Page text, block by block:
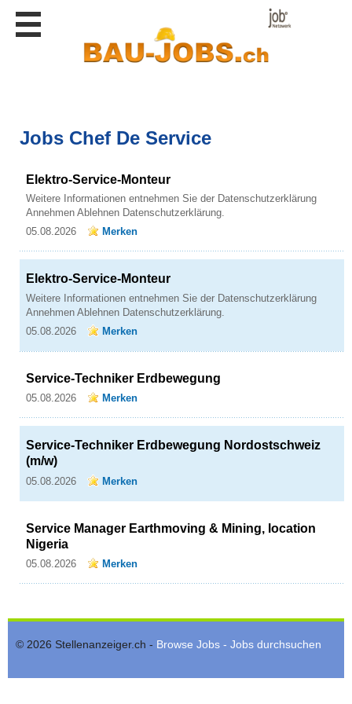
Stellen
Personalberatungen
WERBUNG
publizieren
JOB-
App's
finden
Lehrstellen
gratis
inserieren
Jobs Chef De Service
Elektro-Service-Monteur
Weitere Informationen entnehmen Sie der Datenschutzerklärung
Annehmen Ablehnen Datenschutzerklärung.
05.08.2026
Merken
Elektro-Service-Monteur
Weitere Informationen entnehmen Sie der Datenschutzerklärung
Annehmen Ablehnen Datenschutzerklärung.
05.08.2026
Merken
Service-Techniker Erdbewegung
05.08.2026 Merken
Service-Techniker Erdbewegung Nordostschweiz
(m/w)
05.08.2026 Merken
Service Manager Earthmoving & Mining, location
Nigeria
05.08.2026 Merken
© 2026 Stellenanzeiger.ch - Browse Jobs - Jobs durchsuchen